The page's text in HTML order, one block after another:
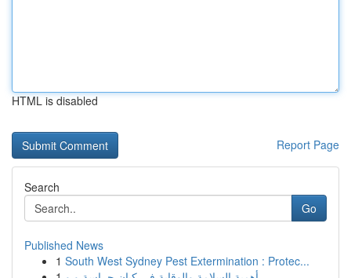
HTML is disabled
Report Page
Search
Go
Published News
1 South West Sydney Pest Extermination : Protec...